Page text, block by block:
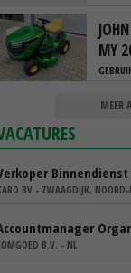
MY
MEER
BV - ZWAAGDIJK, NOORD-
B.V. - NL